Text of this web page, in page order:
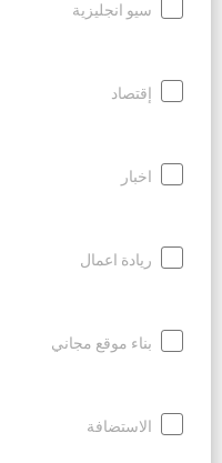
سيو انجليزية
إقتصاد
اخبار
ريادة اعمال
بناء موقع مجاني
الاستضافة